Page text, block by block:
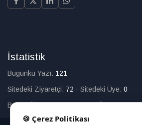
İstatistik
Bugünkü Yazı: 121
Sitedeki Ziyaretçi: 72 · Sitedeki Üye: 0
Bugün Üye Olan:0·Toplam Üye:226
🍪 Çerez Politikası